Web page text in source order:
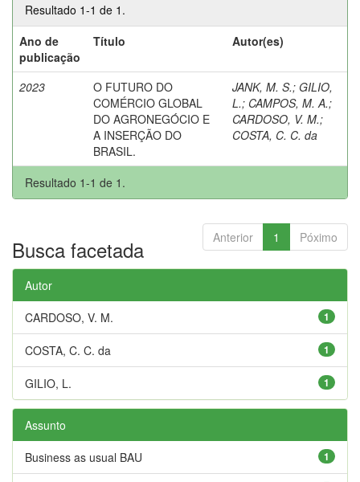
Resultado 1-1 de 1.
Ano de
publicação
Título Autor(es)
2023
O FUTURO DO
COMÉRCIO GLOBAL
DO AGRONEGÓCIO E
A INSERÇÃO DO
BRASIL.
JANK, M. S.; GILIO,
L.; CAMPOS, M. A.;
CARDOSO, V. M.;
COSTA, C. C. da
Resultado 1-1 de 1.
Anterior 1 Póximo
Busca facetada
Autor
1
CARDOSO, V. M.
1
COSTA, C. C. da
1
GILIO, L.
Assunto
1
Business as usual BAU